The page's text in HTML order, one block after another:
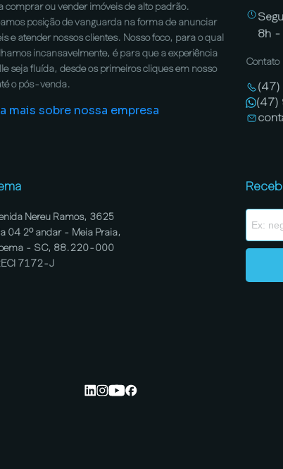
comprar ou vender imóveis de alto padrão.
posição de vanguarda na forma de anunciar
e atender nossos clientes. Nosso foco, para o qual
incansavelmente, é para que a experiência
seja fluída, desde os primeiros cliques em nosso
o pós-venda.
mais sobre nossa empresa
8h -
Contato
(47)
Nereu Ramos, 3625
04 2º andar - Meia Praia,
- SC, 88.220-000
7172-J